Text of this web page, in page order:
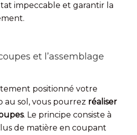
impeccable et garantir la
et l’assemblage
positionné votre
au sol, vous pourrez réaliser
. Le principe consiste à
de matière en coupant